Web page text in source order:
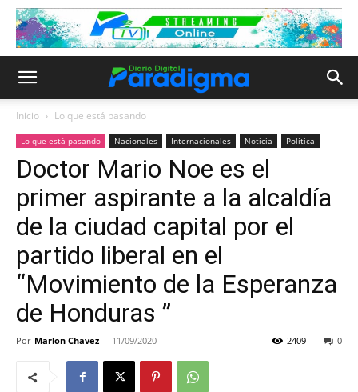
Inicio Lo que está pasando
Lo que está pasando Nacionales Internacionales Noticia Política
Doctor Mario Noe es el
primer aspirante a la alcaldía
de la ciudad capital por el
partido liberal en el
“Movimiento de la Esperanza
de Honduras ”
Por Marlon Chavez - 11/09/2020 0
2409